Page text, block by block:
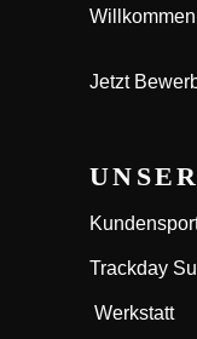
Jetzt
Trackday
Werkstatt